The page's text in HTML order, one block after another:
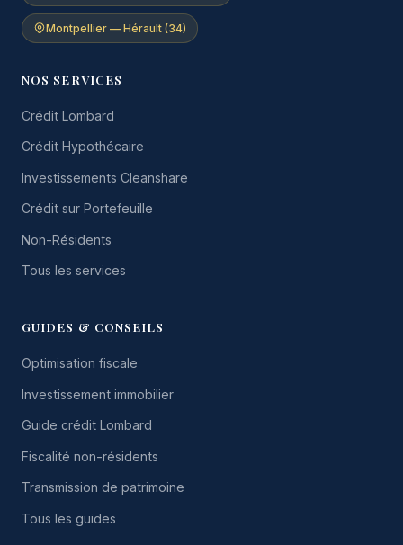
Montpellier — Hérault (34)
NOS SERVICES
Crédit Lombard
Crédit Hypothécaire
Investissements Cleanshare
Crédit sur Portefeuille
Non-Résidents
Tous les services
GUIDES & CONSEILS
Optimisation fiscale
Investissement immobilier
Guide crédit Lombard
Fiscalité non-résidents
Transmission de patrimoine
Tous les guides